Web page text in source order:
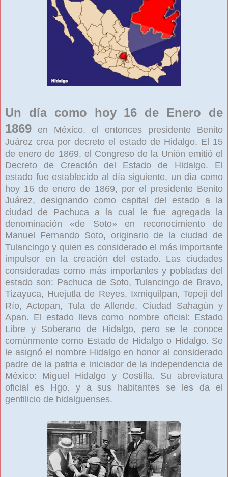
Un día como hoy 16 de Enero de
1869 en México, el entonces presidente Benito
Juárez crea por decreto el estado de Hidalgo. El 15
de enero de 1869, el Congreso de la Unión emitió el
Decreto de Creación del Estado de Hidalgo. El
estado fue establecido al día siguiente, un día como
hoy 16 de enero de 1869, por el presidente Benito
Juárez, designando como capital del estado a la
ciudad de Pachuca a la cual le fue agregada la
denominación «de Soto» en reconocimiento de
Manuel Fernando Soto, originario de la ciudad de
Tulancingo y quien es considerado el más importante
impulsor en la creación del estado. Las ciudades
consideradas como más importantes y pobladas del
estado son: Pachuca de Soto, Tulancingo de Bravo,
Tizayuca, Huejutla de Reyes, Ixmiquilpan, Tepeji del
Río, Actopan, Tula de Allende, Ciudad Sahagún y
Apan. El estado lleva como nombre oficial: Estado
Libre y Soberano de Hidalgo, pero se le conoce
comúnmente como Estado de Hidalgo o Hidalgo. Se
le asignó el nombre Hidalgo en honor al considerado
padre de la patria e iniciador de la independencia de
México: Miguel Hidalgo y Costilla. Su abreviatura
oficial es Hgo. y a sus habitantes se les da el
gentilicio de hidalguenses.